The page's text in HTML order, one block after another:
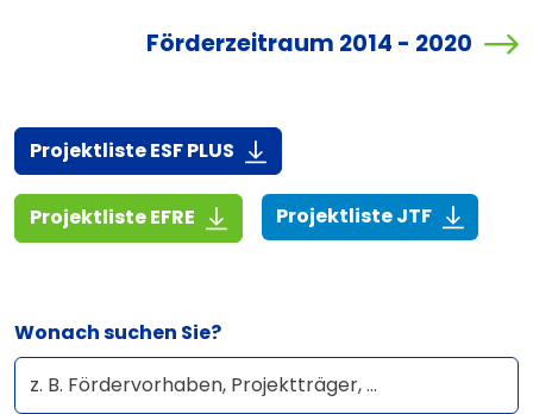
Förderzeitraum 2014 - 2020
Projektliste ESF PLUS (916,7 KiB)
Projektliste EFRE (1,4 MiB)Projektliste JTF(268,6
Wonach suchen Sie?